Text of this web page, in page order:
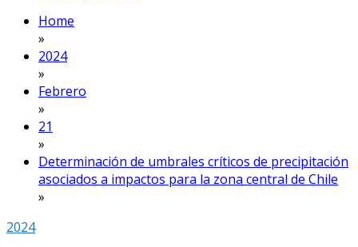
Home
»
2024
»
Febrero
»
21
»
Determinación de umbrales críticos de precipitación
asociados a impactos para la zona central de Chile
»
2024